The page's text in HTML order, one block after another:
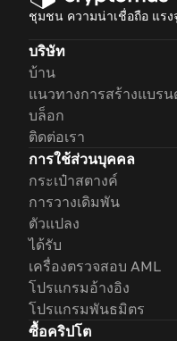
ชุมชน ความน่าเชื่อถือ แร
บริษัท
บ้าน
แนวทางการสร้างแบรน
บล็อก
ติดต่อเรา
การใช้ส่วนบุคคล
กระเป๋าสตางค์
การวางเดิมพัน
ตัวแปลง
ได้รับ
เครื่องตรวจสอบ AML
โปรแกรมอ้างอิง
โปรแกรมพันธมิตร
ซื้อคริปโต